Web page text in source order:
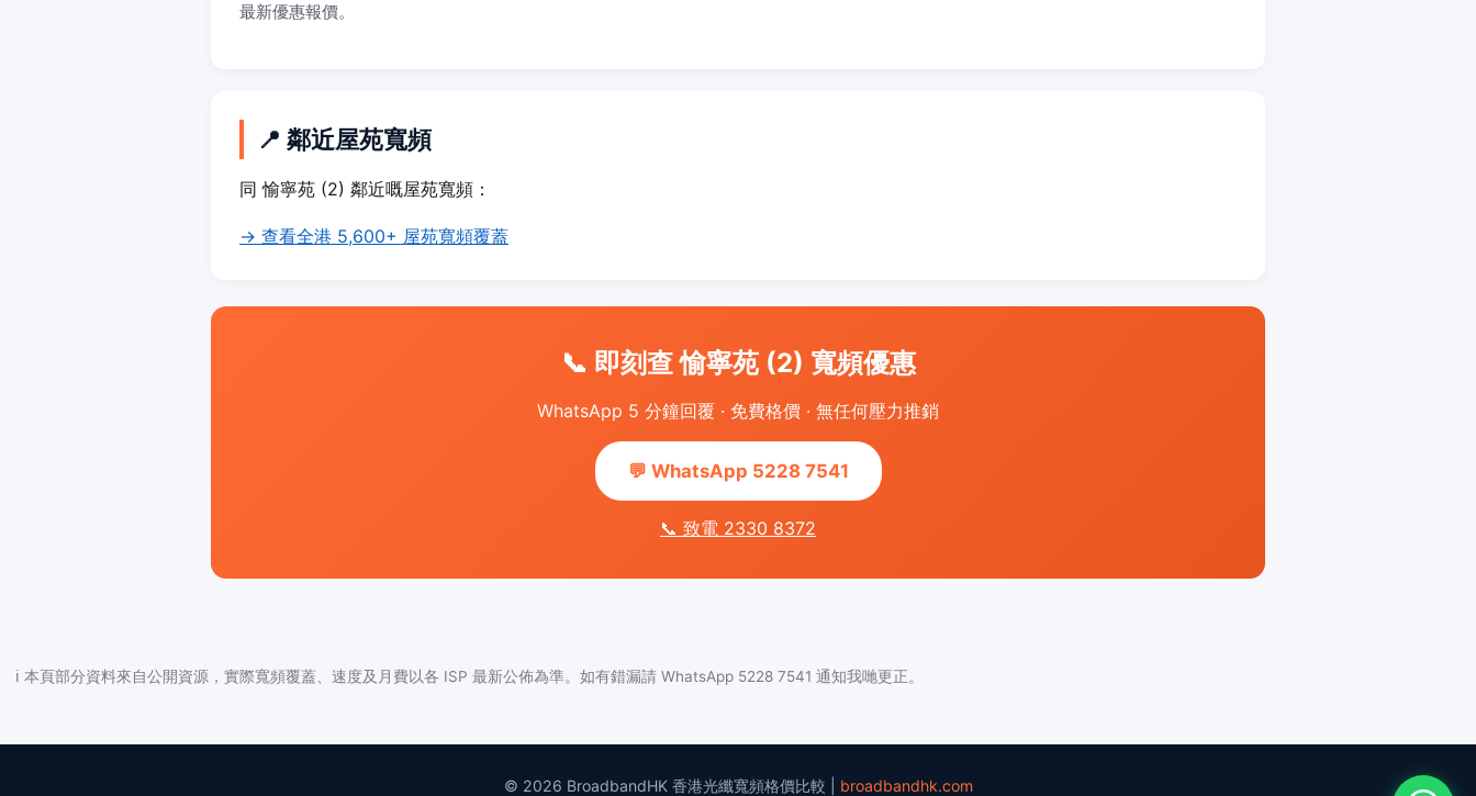
最新優惠報價。
📍 鄰近屋苑寬頻
同 愉寧苑 (2) 鄰近嘅屋苑寬頻：
→ 查看全港 5,600+ 屋苑寬頻覆蓋
📞 即刻查 愉寧苑 (2) 寬頻優惠
WhatsApp 5 分鐘回覆 · 免費格價 · 無任何壓力推銷
💬 WhatsApp 5228 7541
📞 致電 2330 8372
ℹ️ 本頁部分資料來自公開資源，實際寬頻覆蓋、速度及月費以各 ISP 最新公佈為準。如有錯漏請 WhatsApp 5228 7541 通知我哋更正。
© 2026 BroadbandHK 香港光纖寬頻格價比較 | broadbandhk.com